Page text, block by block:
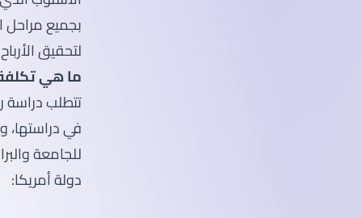
بجميع مراحل
لتحقيق
ما هي
تتطلب دراسة
في دراستها،
للجامعة
دولة أمريكا: